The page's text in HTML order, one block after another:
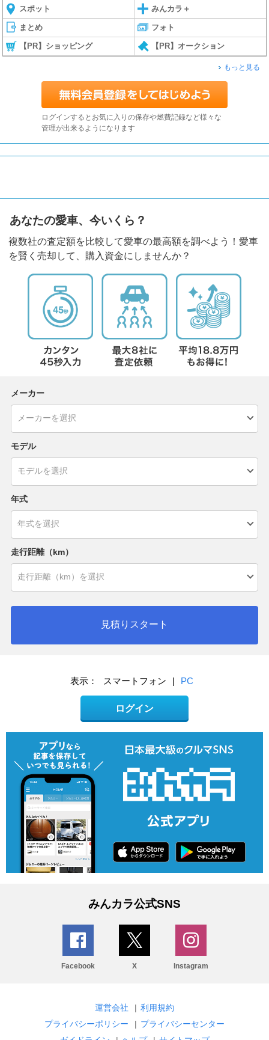
スポット みんカラ＋
まとめ フォト
【PR】ショッピング 【PR】オークション
もっと見る
ログインするとお気に入りの保存や燃費記録など様々な
管理が出来るようになります
あなたの愛車、今いくら？
複数社の査定額を比較して愛車の最高額を調べよう！愛車
を賢く売却して、購入資金にしませんか？
メーカー
モデル
年式
走行距離（km）
見積りスタート
表示： スマートフォン | PC
ログイン
みんカラ公式SNS
Facebook X Instagram
運営会社 | 利用規約
プライバシーポリシー
| プライバシーセンター